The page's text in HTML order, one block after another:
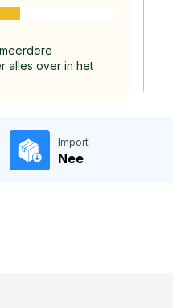
alles over in het
Import
Nee